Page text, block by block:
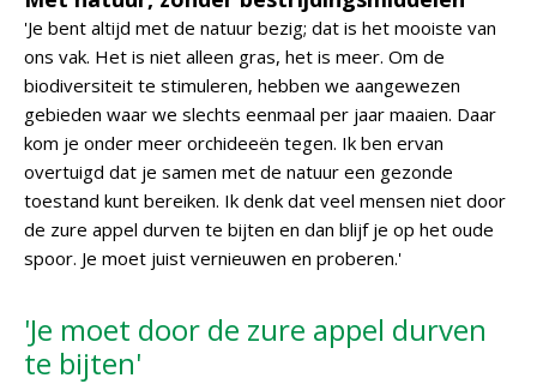
'Je bent altijd met de natuur bezig; dat is het mooiste van
ons vak. Het is niet alleen gras, het is meer. Om de
biodiversiteit te stimuleren, hebben we aangewezen
gebieden waar we slechts eenmaal per jaar maaien. Daar
kom je onder meer orchideeën tegen. Ik ben ervan
overtuigd dat je samen met de natuur een gezonde
toestand kunt bereiken. Ik denk dat veel mensen niet door
de zure appel durven te bijten en dan blijf je op het oude
spoor. Je moet juist vernieuwen en proberen.'
'Je moet door de zure appel durven
te bijten'